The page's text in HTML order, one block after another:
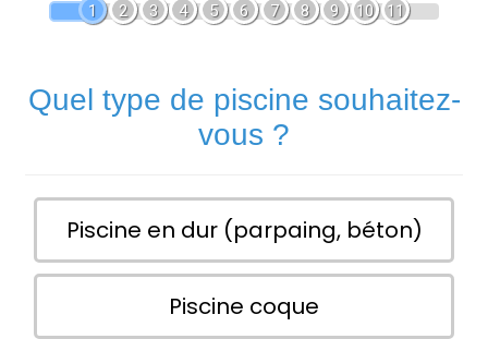
1 2 3 4 5 6 7 8 9 10 11
Quel type de piscine souhaitez-
vous ?
Piscine en dur (parpaing, béton)
Piscine coque